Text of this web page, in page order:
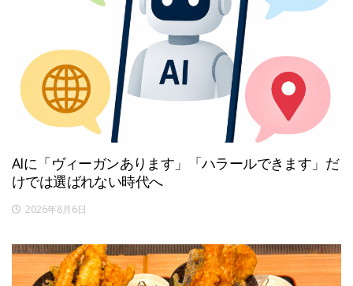
AIに「ヴィーガンあります」「ハラールできます」だ
けでは選ばれない時代へ
2026年8月6日